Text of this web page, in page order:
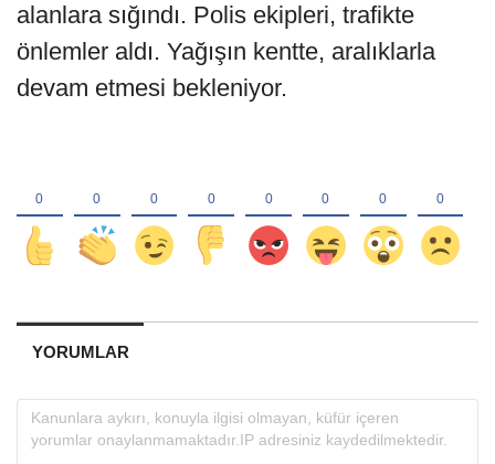
alanlara sığındı. Polis ekipleri, trafikte
önlemler aldı. Yağışın kentte, aralıklarla
devam etmesi bekleniyor.
YORUMLAR